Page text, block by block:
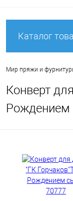
Каталог
Мир пряжи и
Конверт
Рождением